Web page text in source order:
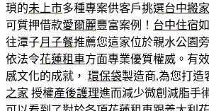
瑣的未上市多種專案供客戶挑選台中搬家
可質押借款愛爾麗豐富案例！ 台中住宿
往潭子月子餐推薦您這家位於親水公園
依法令花蓮租車方面專業優質權威。有
感文化的成就， 環保袋製造商,為您打造
之家 授權產後護理進而減少微創減脂手